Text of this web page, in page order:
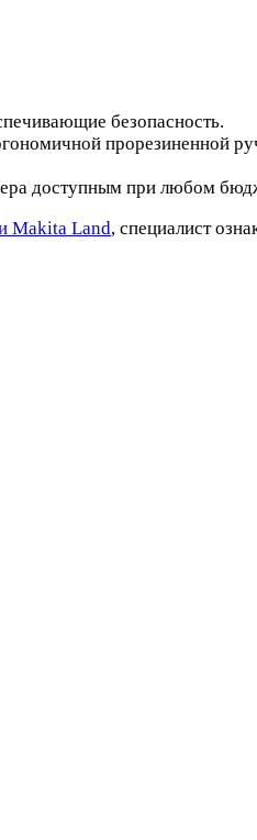
безопасность.
прорезиненной
доступным при любом
Makita Land, специалист